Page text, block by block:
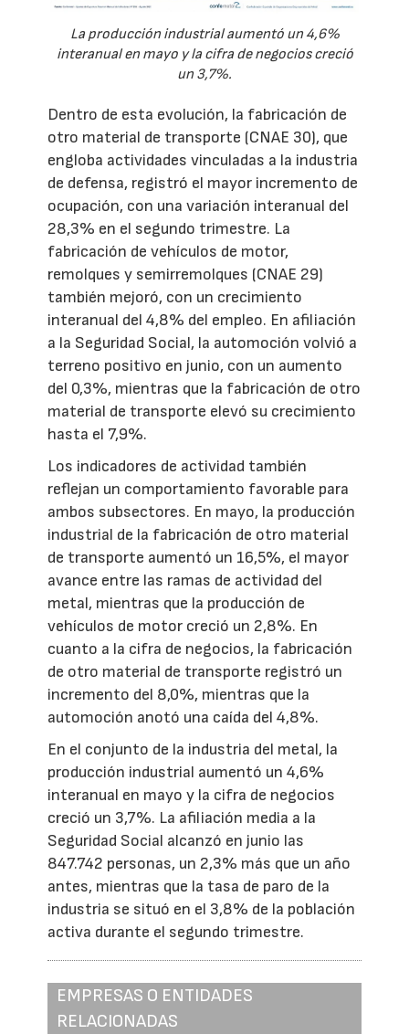
La producción industrial aumentó un 4,6%
interanual en mayo y la cifra de negocios creció
un 3,7%.
Dentro de esta evolución, la fabricación de
otro material de transporte (CNAE 30), que
engloba actividades vinculadas a la industria
de defensa, registró el mayor incremento de
ocupación, con una variación interanual del
28,3% en el segundo trimestre. La
fabricación de vehículos de motor,
remolques y semirremolques (CNAE 29)
también mejoró, con un crecimiento
interanual del 4,8% del empleo. En afiliación
a la Seguridad Social, la automoción volvió a
terreno positivo en junio, con un aumento
del 0,3%, mientras que la fabricación de otro
material de transporte elevó su crecimiento
hasta el 7,9%.
Los indicadores de actividad también
reflejan un comportamiento favorable para
ambos subsectores. En mayo, la producción
industrial de la fabricación de otro material
de transporte aumentó un 16,5%, el mayor
avance entre las ramas de actividad del
metal, mientras que la producción de
vehículos de motor creció un 2,8%. En
cuanto a la cifra de negocios, la fabricación
de otro material de transporte registró un
incremento del 8,0%, mientras que la
automoción anotó una caída del 4,8%.
En el conjunto de la industria del metal, la
producción industrial aumentó un 4,6%
interanual en mayo y la cifra de negocios
creció un 3,7%. La afiliación media a la
Seguridad Social alcanzó en junio las
847.742 personas, un 2,3% más que un año
antes, mientras que la tasa de paro de la
industria se situó en el 3,8% de la población
activa durante el segundo trimestre.
EMPRESAS O ENTIDADES
RELACIONADAS